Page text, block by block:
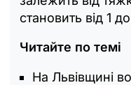
становить від 1
Читайте по темі
На Львівщині